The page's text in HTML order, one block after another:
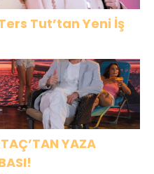
Tut’tan Yeni İş
YAZA